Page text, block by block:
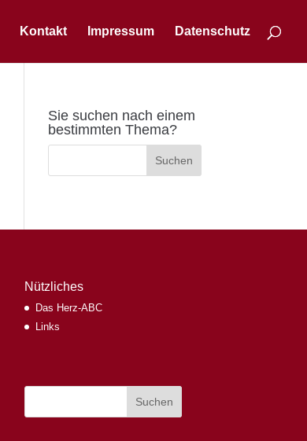
Kontakt Impressum Datenschutz
Sie suchen nach einem
bestimmten Thema?
Nützliches
Das Herz-ABC
Links